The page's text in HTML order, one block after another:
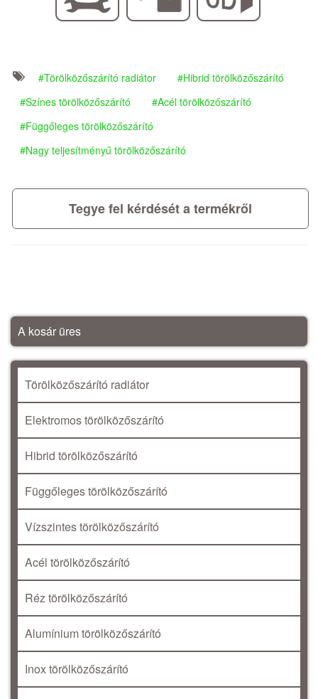
Törölközőszárító radiátor
Hibrid törölközőszárító
Színes törölközőszárító
Acél törölközőszárító
Függőleges törölközőszárító
Nagy teljesítményű törölközőszárító
Tegye fel kérdését a termékről
A kosár üres
Törölközőszárító radiátor
Elektromos törölközőszárító
Hibrid törölközőszárító
Függőleges törölközőszárító
Vízszintes törölközőszárító
Acél törölközőszárító
Réz törölközőszárító
Alumínium törölközőszárító
Inox törölközőszárító